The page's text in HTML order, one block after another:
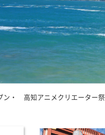
ン・ 高知アニメクリエーター祭